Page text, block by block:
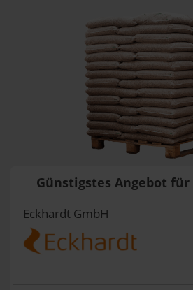
Günstigstes Angebot für
Eckhardt GmbH